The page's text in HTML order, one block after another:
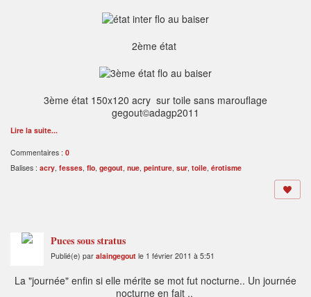
2ème état
3ème état 150x120 acry sur toile sans marouflage
gegout©adagp2011
Lire la suite...
Commentaires : 0
Balises : acry, fesses, flo, gegout, nue, peinture, sur, toile, érotisme
Puces sous stratus
Publié(e) par alaingegout le 1 février 2011 à 5:51
La "journée" enfin si elle mérite se mot fut nocturne.. Un journée
nocturne en fait ..